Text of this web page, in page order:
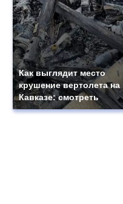
Как выглядит место
крушение вертолета на
Кавказе: смотреть